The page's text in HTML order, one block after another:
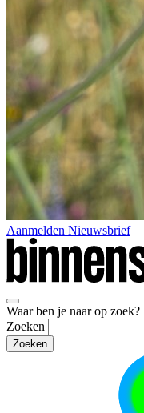
Aanmelden Nieuwsbrief
Waar ben je naar op zoek?
Zoeken